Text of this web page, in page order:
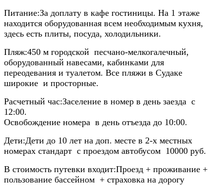
Питание:За доплату в кафе гостиницы. На 1 этаже
находится оборудованная всем необходимым кухня,
здесь есть плиты, посуда, холодильники.
Пляж:450 м городской песчано-мелкогалечный,
оборудованный навесами, кабинками для
переодевания и туалетом. Все пляжи в Судаке
широкие и просторные.
Расчетный час:Заселение в номер в день заезда с
12:00.
Освобождение номера в день отъезда до 10:00.
Дети:Дети до 10 лет на доп. месте в 2-х местных
номерах стандарт с проездом автобусом 10000 руб.
В стоимость путевки входит:Проезд + проживание +
пользование бассейном + страховка на дорогу